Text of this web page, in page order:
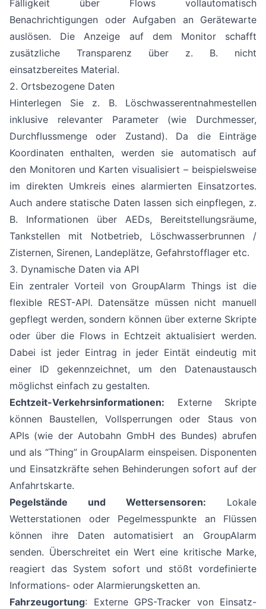
Fälligkeit über Flows vollautomatisch
Benachrichtigungen oder Aufgaben an Gerätewarte
auslösen. Die Anzeige auf dem Monitor schafft
zusätzliche Transparenz über z. B. nicht
einsatzbereites Material.
2. Ortsbezogene Daten
Hinterlegen Sie z. B. Löschwasserentnahmestellen
inklusive relevanter Parameter (wie Durchmesser,
Durchflussmenge oder Zustand). Da die Einträge
Koordinaten enthalten, werden sie automatisch auf
den Monitoren und Karten visualisiert – beispielsweise
im direkten Umkreis eines alarmierten Einsatzortes.
Auch andere statische Daten lassen sich einpflegen, z.
B. Informationen über AEDs, Bereitstellungsräume,
Tankstellen mit Notbetrieb, Löschwasserbrunnen /
Zisternen, Sirenen, Landeplätze, Gefahrstofflager etc.
3. Dynamische Daten via API
Ein zentraler Vorteil von GroupAlarm Things ist die
flexible REST-API. Datensätze müssen nicht manuell
gepflegt werden, sondern können über externe Skripte
oder über die Flows in Echtzeit aktualisiert werden.
Dabei ist jeder Eintrag in jeder Eintät eindeutig mit
einer ID gekennzeichnet, um den Datenaustausch
möglichst einfach zu gestalten.
Echtzeit-Verkehrsinformationen: Externe Skripte
können Baustellen, Vollsperrungen oder Staus von
APIs (wie der Autobahn GmbH des Bundes) abrufen
und als “Thing” in GroupAlarm einspeisen. Disponenten
und Einsatzkräfte sehen Behinderungen sofort auf der
Anfahrtskarte.
Pegelstände und Wettersensoren: Lokale
Wetterstationen oder Pegelmesspunkte an Flüssen
können ihre Daten automatisiert an GroupAlarm
senden. Überschreitet ein Wert eine kritische Marke,
reagiert das System sofort und stößt vordefinierte
Informations- oder Alarmierungsketten an.
Fahrzeugortung: Externe GPS-Tracker von Einsatz-